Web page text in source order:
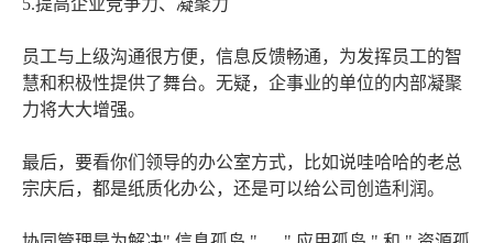
5.提高企业竞争力、凝聚力
员工与上级沟通很方便，信息反馈畅通，为发挥员工的智
慧和积极性提供了舞台。无疑，企事业的单位的内部凝聚
力将大大增强。
最后，要看你们领导的办公室方式，比如说哇哈哈的老总
宗庆后，都是纸质化办公，还是可以给公司创造利润。